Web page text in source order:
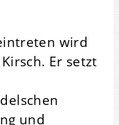
wird
Er setzt
und